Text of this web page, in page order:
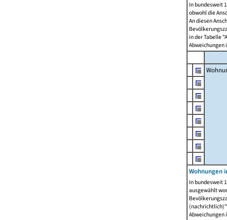
In bundesweit
obwohl die
An diesen
in der Tabelle
Abweichungen
Wohnungen
In bundesweit
ausgewählt
Abweichungen